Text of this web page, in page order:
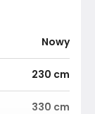
Nowy
230 cm
330 cm